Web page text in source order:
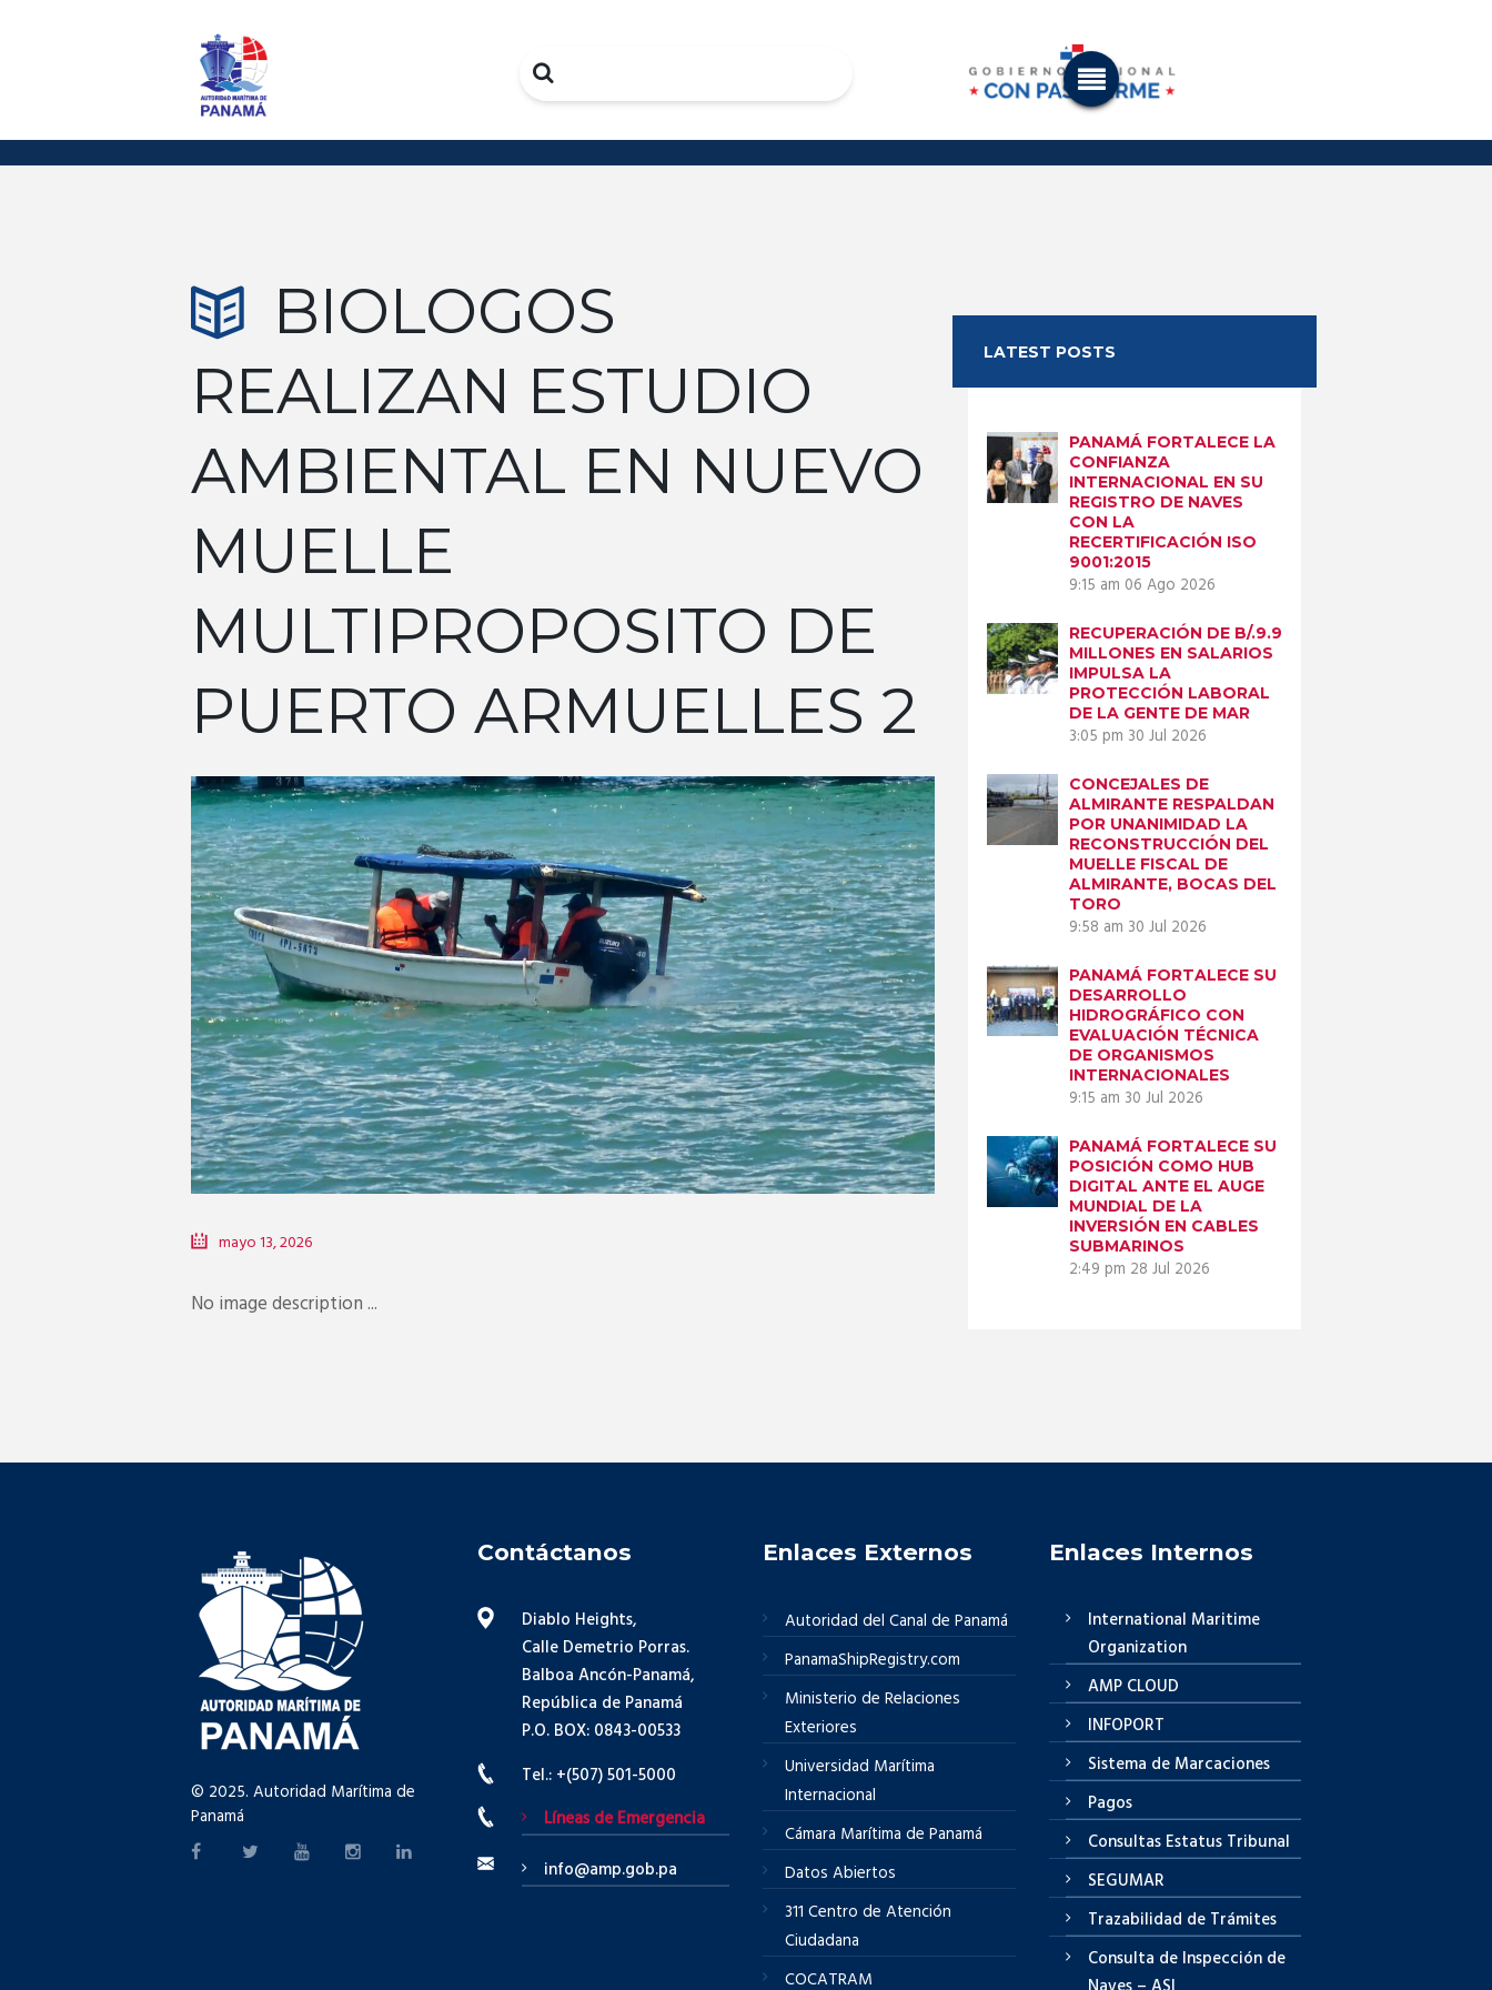
Search
BIOLOGOS
REALIZAN ESTUDIO
AMBIENTAL EN NUEVO
MUELLE
MULTIPROPOSITO DE
PUERTO ARMUELLES 2
Next item
Biologos realizan
estudio...
mayo 13, 2026
No image description ...
LATEST POSTS
PANAMÁ FORTALECE LA
CONFIANZA
INTERNACIONAL EN SU
REGISTRO DE NAVES
CON LA
RECERTIFICACIÓN ISO
9001:2015
9:15 am 06 Ago 2026
RECUPERACIÓN DE B/.9.9
MILLONES EN SALARIOS
IMPULSA LA
PROTECCIÓN LABORAL
DE LA GENTE DE MAR
3:05 pm 30 Jul 2026
CONCEJALES DE
ALMIRANTE RESPALDAN
POR UNANIMIDAD LA
RECONSTRUCCIÓN DEL
MUELLE FISCAL DE
ALMIRANTE, BOCAS DEL
TORO
9:58 am 30 Jul 2026
PANAMÁ FORTALECE SU
DESARROLLO
HIDROGRÁFICO CON
EVALUACIÓN TÉCNICA
DE ORGANISMOS
INTERNACIONALES
9:15 am 30 Jul 2026
PANAMÁ FORTALECE SU
POSICIÓN COMO HUB
DIGITAL ANTE EL AUGE
MUNDIAL DE LA
INVERSIÓN EN CABLES
SUBMARINOS
2:49 pm 28 Jul 2026
© 2025. Autoridad Marítima de
Panamá
Contáctanos
Diablo Heights,
Calle Demetrio Porras.
Balboa Ancón-Panamá,
República de Panamá
P.O. BOX: 0843-00533
Tel.: +(507) 501-5000
Líneas de Emergencia
info@amp.gob.pa
Enlaces Externos
Autoridad del Canal de Panamá
PanamaShipRegistry.com
Ministerio de Relaciones
Exteriores
Universidad Marítima
Internacional
Cámara Marítima de Panamá
Datos Abiertos
311 Centro de Atención
Ciudadana
COCATRAM
Enlaces Internos
International Maritime
Organization
AMP CLOUD
INFOPORT
Sistema de Marcaciones
Pagos
Consultas Estatus Tribunal
SEGUMAR
Trazabilidad de Trámites
Consulta de Inspección de